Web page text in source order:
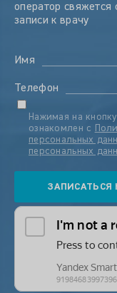
оператор свяжется
записи к врачу
Имя
Телефон
Нажимая на
ознакомлен с
персональных
персональных